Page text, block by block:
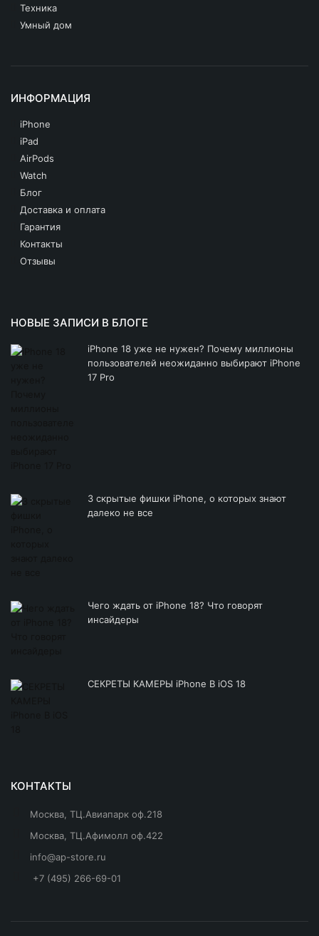
Техника
Умный дом
ИНФОРМАЦИЯ
iPhone
iPad
AirPods
Watch
Блог
Доставка и оплата
Гарантия
Контакты
Отзывы
НОВЫЕ ЗАПИСИ В БЛОГЕ
iPhone 18 уже не нужен? Почему миллионы
пользователей неожиданно выбирают iPhone
17 Pro
3 скрытые фишки iPhone, о которых знают
далеко не все
Чего ждать от iPhone 18? Что говорят
инсайдеры
СЕКРЕТЫ КАМЕРЫ iPhone В iOS 18
КОНТАКТЫ
Москва, ТЦ.Авиапарк оф.218
Москва, ТЦ.Афимолл оф.422
info@ap-store.ru
+7 (495) 266-69-01